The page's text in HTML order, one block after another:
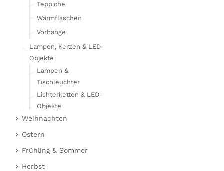
Teppiche
Wärmflaschen
Vorhänge
Lampen, Kerzen & LED-
Objekte
Lampen &
Tischleuchter
Lichterketten & LED-
Objekte
Kerzen
Möbel
Barmöbel
Korbmöbel
Weihnachten
Weihnachtsfiguren
Stoffengel
Hirsche & Elche
Ostern
Osterhasen
Hühner & Schafe
Frühling & Sommer
Frucht
Herbst